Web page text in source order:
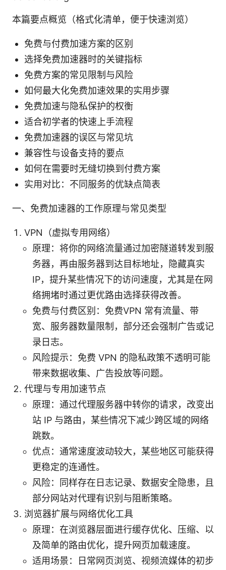
本篇要点概览（格式化清单，便于快速浏览）
免费与付费加速方案的区别
选择免费加速器时的关键指标
免费方案的常见限制与风险
如何最大化免费加速效果的实用步骤
免费加速与隐私保护的权衡
适合初学者的快速上手流程
免费加速器的误区与常见坑
兼容性与设备支持的要点
如何在需要时无缝切换到付费方案
实用对比：不同服务的优缺点简表
一、免费加速器的工作原理与常见类型
VPN（虚拟专用网络）
原理：将你的网络流量通过加密隧道转发到服
务器，再由服务器到达目标地址，隐藏真实
IP，提升某些情况下的访问速度，尤其是在网
络拥堵时通过更优路由选择获得改善。
免费与付费区别：免费VPN 常有流量、带
宽、服务器数量限制，部分还会强制广告或记
录日志。
风险提示：免费 VPN 的隐私政策不透明可能
带来数据收集、广告投放等问题。
代理与专用加速节点
原理：通过代理服务器中转你的请求，改变出
站 IP 与路由，某些情况下减少跨区域的网络
跳数。
优点：通常速度波动较大，某些地区可能获得
更稳定的连通性。
风险：同样存在日志记录、数据安全隐患，且
部分网站对代理有识别与阻断策略。
浏览器扩展与网络优化工具
原理：在浏览器层面进行缓存优化、压缩、以
及简单的路由优化，提升网页加载速度。
适用场景：日常网页浏览、视频流媒体的初步